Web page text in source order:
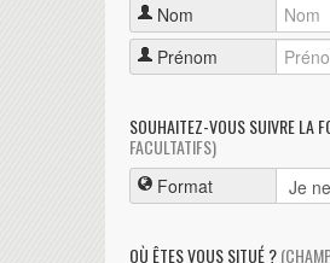
Nom
Prénom
SOUHAITEZ-VOUS SUIVRE LA
FACULTATIFS)
Format
OÙ ÊTES VOUS SITUÉ ?